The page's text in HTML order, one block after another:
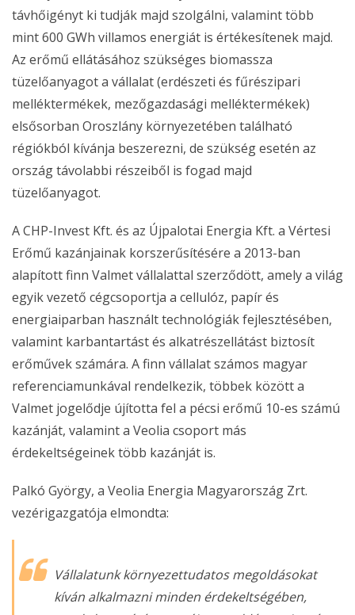
távhőigényt ki tudják majd szolgálni, valamint több
mint 600 GWh villamos energiát is értékesítenek majd.
Az erőmű ellátásához szükséges biomassza
tüzelőanyagot a vállalat (erdészeti és fűrészipari
melléktermékek, mezőgazdasági melléktermékek)
elsősorban Oroszlány környezetében található
régiókból kívánja beszerezni, de szükség esetén az
ország távolabbi részeiből is fogad majd
tüzelőanyagot.
A CHP-Invest Kft. és az Újpalotai Energia Kft. a Vértesi
Erőmű kazánjainak korszerűsítésére a 2013-ban
alapított finn Valmet vállalattal szerződött, amely a világ
egyik vezető cégcsoportja a cellulóz, papír és
energiaiparban használt technológiák fejlesztésében,
valamint karbantartást és alkatrészellátást biztosít
erőművek számára. A finn vállalat számos magyar
referenciamunkával rendelkezik, többek között a
Valmet jogelődje újította fel a pécsi erőmű 10-es számú
kazánját, valamint a Veolia csoport más
érdekeltségeinek több kazánját is.
Palkó György, a Veolia Energia Magyarország Zrt.
vezérigazgatója elmondta:
Vállalatunk környezettudatos megoldásokat
kíván alkalmazni minden érdekeltségében,